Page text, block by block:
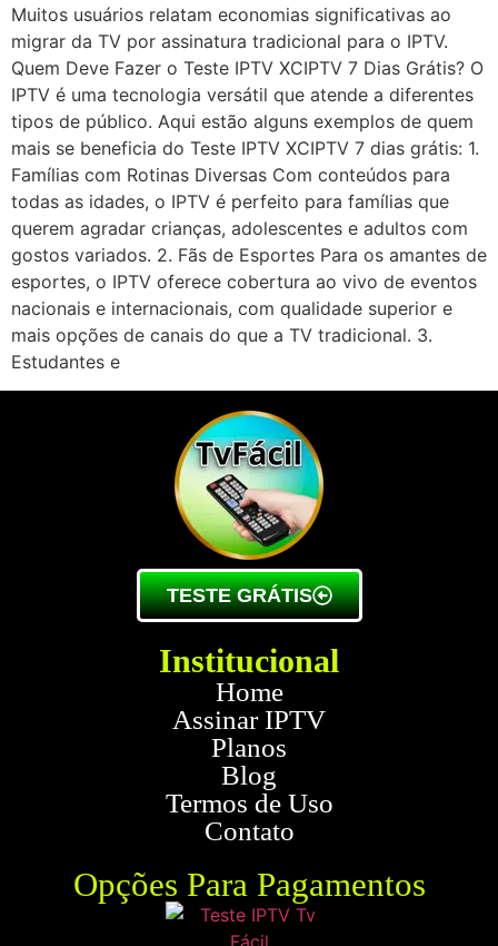
Muitos usuários relatam economias significativas ao
migrar da TV por assinatura tradicional para o IPTV.
Quem Deve Fazer o Teste IPTV XCIPTV 7 Dias Grátis? O
IPTV é uma tecnologia versátil que atende a diferentes
tipos de público. Aqui estão alguns exemplos de quem
mais se beneficia do Teste IPTV XCIPTV 7 dias grátis: 1.
Famílias com Rotinas Diversas Com conteúdos para
todas as idades, o IPTV é perfeito para famílias que
querem agradar crianças, adolescentes e adultos com
gostos variados. 2. Fãs de Esportes Para os amantes de
esportes, o IPTV oferece cobertura ao vivo de eventos
nacionais e internacionais, com qualidade superior e
mais opções de canais do que a TV tradicional. 3.
Estudantes e
TESTE GRÁTIS
Institucional
Home
Assinar IPTV
Planos
Blog
Termos de Uso
Contato
Opções Para Pagamentos